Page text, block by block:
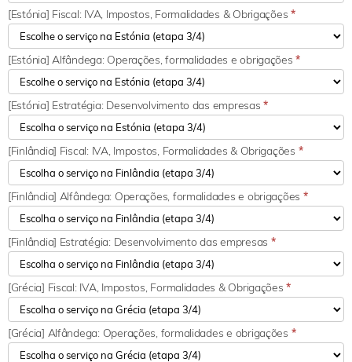
[Estónia] Fiscal: IVA, Impostos, Formalidades & Obrigações*
[Estónia] Alfândega: Operações, formalidades e obrigações*
[Estónia] Estratégia: Desenvolvimento das empresas*
[Finlândia] Fiscal: IVA, Impostos, Formalidades & Obrigações *
[Finlândia] Alfândega: Operações, formalidades e obrigações *
[Finlândia] Estratégia: Desenvolvimento das empresas *
[Grécia] Fiscal: IVA, Impostos, Formalidades & Obrigações*
[Grécia] Alfândega: Operações, formalidades e obrigações *